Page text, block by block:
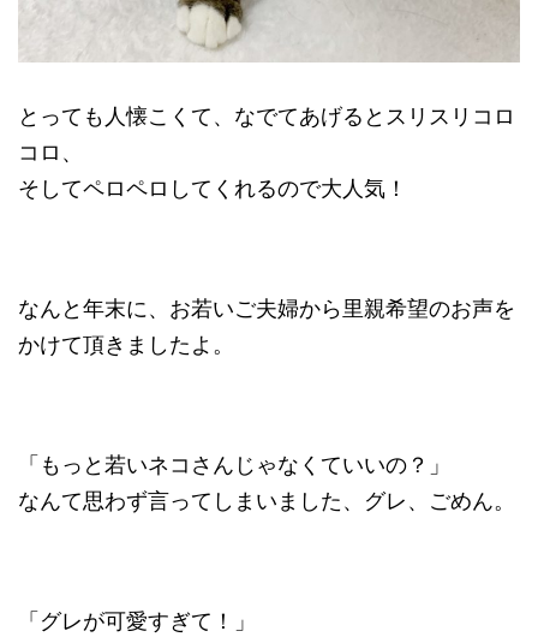
とっても人懐こくて、なでてあげるとスリスリコロ
コロ、
そしてペロペロしてくれるので大人気！
なんと年末に、お若いご夫婦から里親希望のお声を
かけて頂きましたよ。
「もっと若いネコさんじゃなくていいの？」
なんて思わず言ってしまいました、グレ、ごめん。
「グレが可愛すぎて！」